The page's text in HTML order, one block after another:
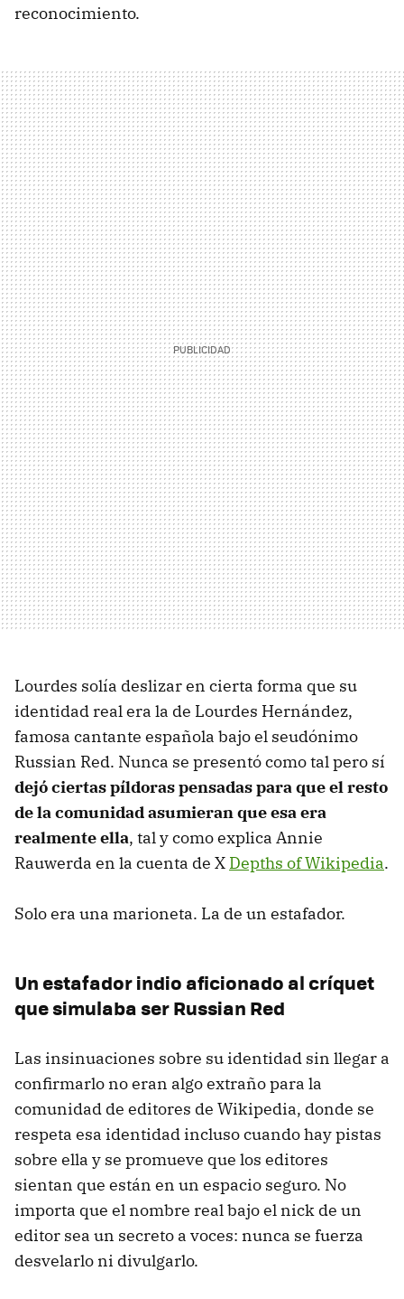
reconocimiento.
Lourdes solía deslizar en cierta forma que su
identidad real era la de Lourdes Hernández,
famosa cantante española bajo el seudónimo
Russian Red. Nunca se presentó como tal pero sí
dejó ciertas píldoras pensadas para que el resto
de la comunidad asumieran que esa era
realmente ella, tal y como explica Annie
Rauwerda en la cuenta de X Depths of Wikipedia.
Solo era una marioneta. La de un estafador.
Un estafador indio aficionado al críquet
que simulaba ser Russian Red
Las insinuaciones sobre su identidad sin llegar a
confirmarlo no eran algo extraño para la
comunidad de editores de Wikipedia, donde se
respeta esa identidad incluso cuando hay pistas
sobre ella y se promueve que los editores
sientan que están en un espacio seguro. No
importa que el nombre real bajo el nick de un
editor sea un secreto a voces: nunca se fuerza
desvelarlo ni divulgarlo.